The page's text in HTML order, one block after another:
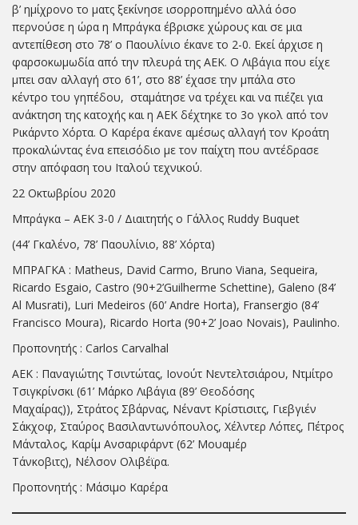
β’ ημίχρονο το ματς ξεκίνησε ισορροπημένο αλλά όσο
περνούσε η ώρα η Μπράγκα έβρισκε χώρους και σε μια
αντεπίθεση στο 78’ ο Παουλίνιο έκανε το 2-0. Εκεί άρχισε η
φαρσοκωμωδία από την πλευρά της ΑΕΚ. Ο Λιβάγια που είχε
μπει σαν αλλαγή στο 61’, στο 88’ έχασε την μπάλα στο
κέντρο του γηπέδου, σταμάτησε να τρέχει και να πιέζει για
ανάκτηση της κατοχής και η ΑΕΚ δέχτηκε το 3ο γκολ από τον
Ρικάρντο Χόρτα. Ο Καρέρα έκανε αμέσως αλλαγή τον Κροάτη
προκαλώντας ένα επεισόδιο με τον παίχτη που αντέδρασε
στην απόφαση του Ιταλού τεχνικού.
22 Οκτωβρίου 2020
Μπράγκα – ΑΕΚ 3-0 / Διαιτητής ο Γάλλος Ruddy Buquet
(44’ Γκαλένο, 78’ Παουλίνιο, 88’ Χόρτα)
ΜΠΡΑΓΚΑ : Matheus, David Carmo, Bruno Viana, Sequeira,
Ricardo Esgaio, Castro (90+2’Guilherme Schettine), Galeno (84’
Al Musrati), Luri Medeiros (60’ Andre Horta), Fransergio (84’
Francisco Moura), Ricardo Horta (90+2’ Joao Novais), Paulinho.
Προπονητής : Carlos Carvalhal
ΑΕΚ : Παναγιώτης Τσιντώτας, Ιονούτ Νεντελτσιάρου, Ντμίτρο
Τσιγκρίνσκι (61’ Μάρκο Λιβάγια (89’ Θεοδόσης
Μαχαίρας)), Στράτος Σβάρνας, Νέναντ Κρίστισιτς, Γιεβγιέν
Σάκχοφ, Σταύρος Βασιλαντωνόπουλος, Χέλντερ Λόπες, Πέτρος
Μάνταλος, Καρίμ Ανσαριφάρντ (62’ Μουαμέρ
Τάνκοβιτς), Νέλσον Ολιβέϊρα.
Προπονητής : Μάσιμο Καρέρα